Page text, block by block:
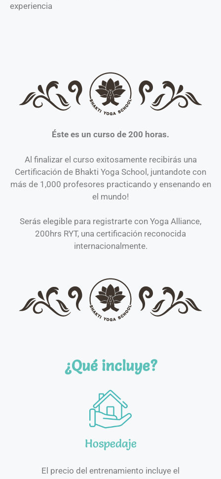
experiencia
Éste es un curso de 200 horas.
Al finalizar el curso exitosamente recibirás una
Certificación de Bhakti Yoga School, juntandote con
más de 1,000 profesores practicando y ensenando en
el mundo!
Serás elegible para registrarte con Yoga Alliance,
200hrs RYT, una certificación reconocida
internacionalmente.
¿Qué incluye?
Hospedaje
El precio del entrenamiento incluye el